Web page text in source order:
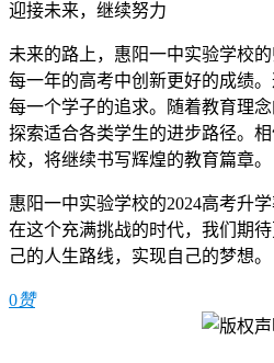
迎接未来，继续努力
未来的路上，惠阳一中实验学校
每一年的高考中创新更好的成绩
每一个学子的追求。随着教育理
探索适合各类学生的进步路径。
校，将继续书写辉煌的教育篇章。
惠阳一中实验学校的2024高考升
在这个充满挑战的时代，我们期
己的人生路线，实现自己的梦想。
0赞